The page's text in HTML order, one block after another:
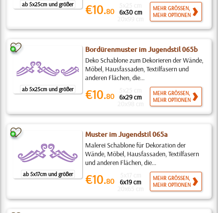
ab 5x25cm und größer €10.80 6x30 cm
MEHR GRÖSSEN,
MEHR OPTIONEN
ab 5x25cm und größer
Bordürenmuster im Jugendstil 065b
Deko Schablone zum Dekorieren der Wände,
Möbel, Hausfassaden, Textilfasern und
anderen Flächen, die...
€10.80 6x29 cm
MEHR GRÖSSEN,
MEHR OPTIONEN
ab 5x17cm und größer
Muster im Jugendstil 065a
Malerei Schablone für Dekoration der
Wände, Möbel, Hausfassaden, Textilfasern
und anderen Flächen, die...
€10.80 6x19 cm
MEHR GRÖSSEN,
MEHR OPTIONEN